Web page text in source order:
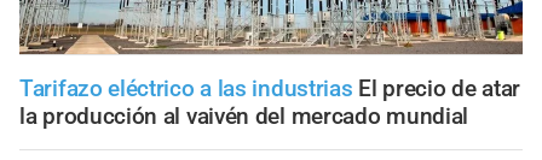
Tarifazo eléctrico a las industrias El precio de atar
la producción al vaivén del mercado mundial